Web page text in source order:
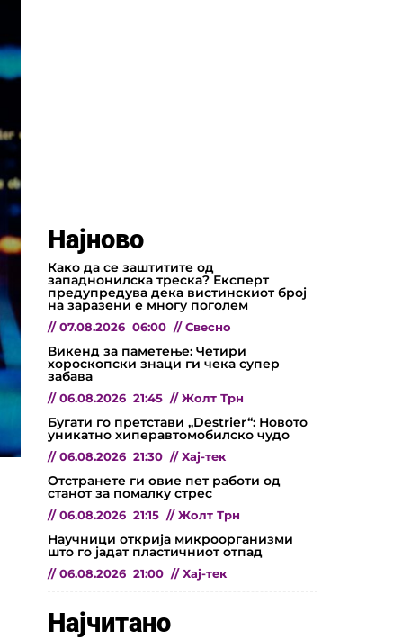
Најново
Како да се заштитите од
западнонилска треска? Експерт
предупредува дека вистинскиот број
на заразени е многу поголем
// 07.08.2026 06:00 // Свесно
Викенд за паметење: Четири
хороскопски знаци ги чека супер
забава
// 06.08.2026 21:45 // Жолт Трн
Бугати го претстави „Destrier“: Новото
уникатно хиперавтомобилско чудо
// 06.08.2026 21:30 // Хај-тек
Отстранете ги овие пет работи од
станот за помалку стрес
// 06.08.2026 21:15 // Жолт Трн
Научници открија микроорганизми
што го јадат пластичниот отпад
// 06.08.2026 21:00 // Хај-тек
Најчитано